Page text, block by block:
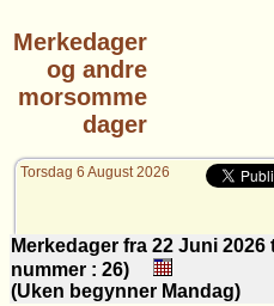
Merkedager
og andre
morsomme
dager
Torsdag 6 August 2026
Merkedager fra 22 Juni
nummer : 26)
(Uken begynner Mandag)